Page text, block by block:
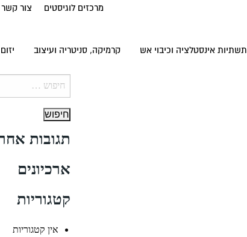
מרכזים לוגיסטים צור קשר
תשתיות אינסטלציה וכיבוי אש קרמיקה, סניטריה ועיצוב
תגובות
ארכיונים
קטגוריות
אין קטגוריות